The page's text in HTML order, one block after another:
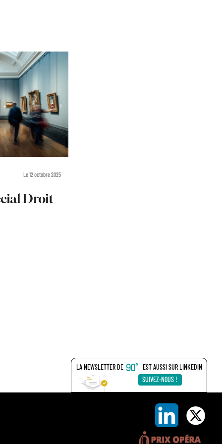
Le 12 octobre 2025
Droit
LA NEWSLETTER DE
EST AUSSI SUR LINKEDIN
SUIVEZ-NOUS !